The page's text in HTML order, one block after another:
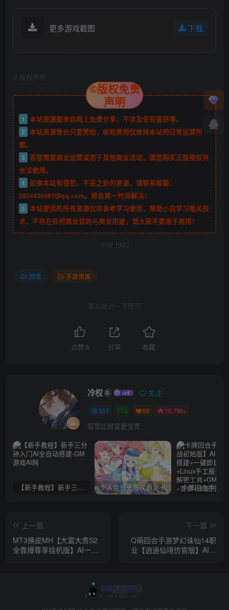
更多游戏截图 下载
版权声明
©版权免责
声明
1
本站资源都来自网上免费分享，不涉及任何盗窃等。
2 本站资源售价只是赞助，收取费用仅维持本站的日常运营所
需。
3 若您需要商业运营或用于其他商业活动，请您购买正版授权并
合法使用。
4 如果本站有侵犯、不妥之处的资源，请联系邮箱：
2834439487@qq.com。将会第一时间解决！
5 本站提供的所有资源仅供参考学习使用，帮助小白学习相关技
术，不存在任何商业目的与商业用途，请大家不要用于商用！
THE END
回合 手游资源
喜欢就点一下赞吧
点赞 9 分享 收藏
冷权 关注
507 0 68 10.7W+
智慧比财富更宝贵
【新手教程】新手三分钟入门AI全自动搭建 个人会员无限次数发卡
上一篇
MT3换皮MH【大富大贵S2
全靠爆尊享挂机版】AI一键
下一篇
Q萌回合手游梦幻诛仙14职
业【逍遥仙境仿官版】AI一